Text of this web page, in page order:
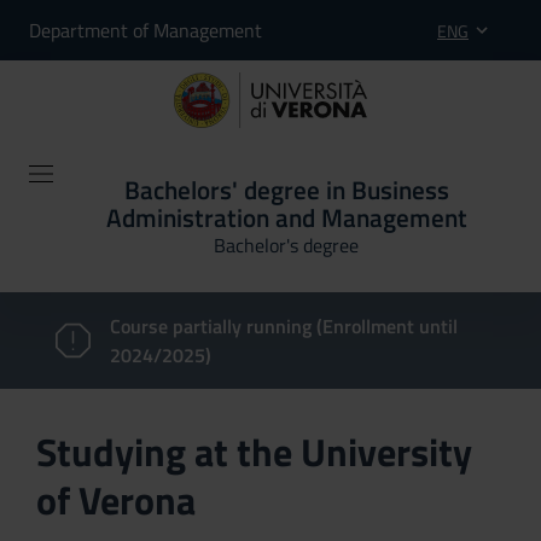
Department of Management ENG
Bachelors' degree in Business
Administration and Management
Bachelor's degree
Course partially running (Enrollment until
2024/2025)
Studying at the University
of Verona